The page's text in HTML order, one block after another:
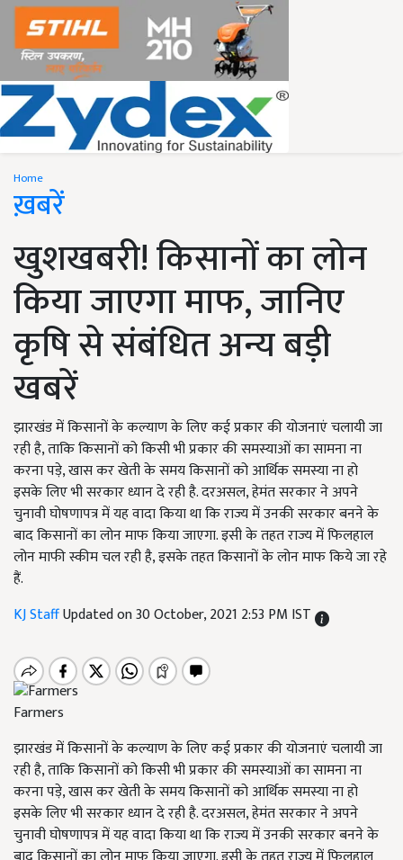
Home
ख़बरें
खुशखबरी! किसानों का लोन
किया जाएगा माफ, जानिए
कृषि से संबंधित अन्य बड़ी
खबरें
झारखंड में किसानों के कल्याण के लिए कई प्रकार की योजनाएं चलायी जा
रही है, ताकि किसानों को किसी भी प्रकार की समस्याओं का सामना ना
करना पड़े, खास कर खेती के समय किसानों को आर्थिक समस्या ना हो
इसके लिए भी सरकार ध्यान दे रही है. दरअसल, हेमंत सरकार ने अपने
चुनावी घोषणापत्र में यह वादा किया था कि राज्य में उनकी सरकार बनने के
बाद किसानों का लोन माफ किया जाएगा. इसी के तहत राज्य में फिलहाल
लोन माफी स्कीम चल रही है, इसके तहत किसानों के लोन माफ किये जा रहे
हैं.
KJ StaffUpdated on 30 October, 2021 2:53 PM IST
Farmers
झारखंड में किसानों के कल्याण के लिए कई प्रकार की योजनाएं चलायी जा
रही है,ताकि किसानों को किसी भी प्रकार की समस्याओं का सामना ना
करना पड़े,खास कर खेती के समय किसानों को आर्थिक समस्या ना हो
इसके लिए भी सरकार ध्यान दे रही है. दरअसल,हेमंत सरकार ने अपने
चुनावी घोषणापत्र में यह वादा किया था कि राज्य में उनकी सरकार बनने के